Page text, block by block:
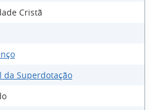
Cristã
da Superdotação